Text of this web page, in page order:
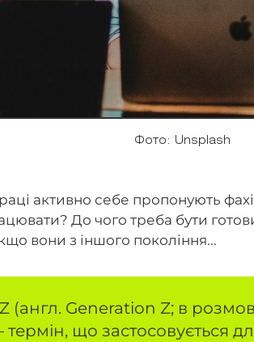
Фото: Unsplash
активно себе пропонують
До чого треба бути
вони з іншого покоління...
(англ. Generation Z; в
що застосовується